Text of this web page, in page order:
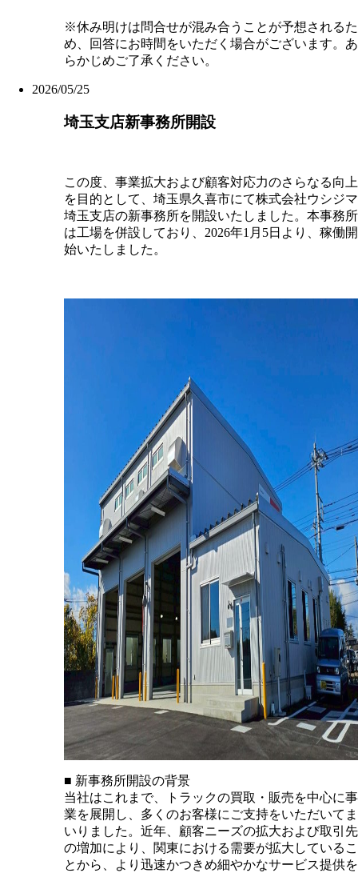
※休み明けは問合せが混み合うことが予想されるた
め、回答にお時間をいただく場合がございます。あ
らかじめご了承ください。
2026/05/25
埼玉支店新事務所開設
この度、事業拡大および顧客対応力のさらなる向上
を目的として、埼玉県久喜市にて株式会社ウシジマ
埼玉支店の新事務所を開設いたしました。本事務所
は工場を併設しており、2026年1月5日より、稼働開
始いたしました。
■ 新事務所開設の背景
当社はこれまで、トラックの買取・販売を中心に事
業を展開し、多くのお客様にご支持をいただいてま
いりました。近年、顧客ニーズの拡大および取引先
の増加により、関東における需要が拡大しているこ
とから、より迅速かつきめ細やかなサービス提供を